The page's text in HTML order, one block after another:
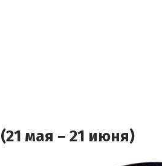
мая – 21 июня)